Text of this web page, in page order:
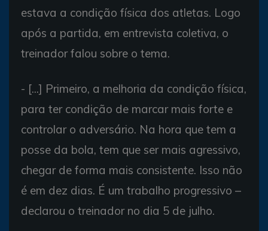
estava a condição física dos atletas. Logo
após a partida, em entrevista coletiva, o
treinador falou sobre o tema.
- [...] Primeiro, a melhoria da condição física,
para ter condição de marcar mais forte e
controlar o adversário. Na hora que tem a
posse da bola, tem que ser mais agressivo,
chegar de forma mais consistente. Isso não
é em dez dias. É um trabalho progressivo –
declarou o treinador no dia 5 de julho.